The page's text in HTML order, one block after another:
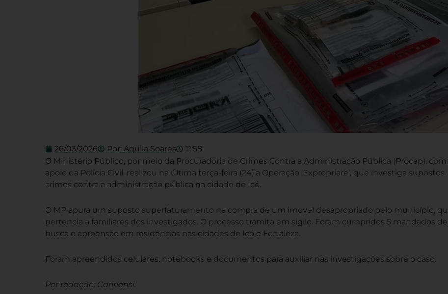
26/03/2026 Por: Aquila Soares
11:58
O Ministério Público, por meio da Procuradoria de Crimes Contra a Administração Pública (Procap), com
apoio da Polícia Civil, realizou na última terça-feira (24),a Operação ‘Expropriare’, que investiga supostos
crimes contra a administração pública na cidade de Icó.
O MP apura um suposto superfaturamento na compra de um imovel desapropriado pelo município,
pertencia a familiares dos investigados. O processo tramita em sigilo. Foram cumpridos 5 mandados de
busca e apreensão em residências nas cidades de Icó e Fortaleza.
Foram apreendidos celulares, notebooks e documentos para auxiliar nas investigações sobre o caso.
Por redação: Caririensi.